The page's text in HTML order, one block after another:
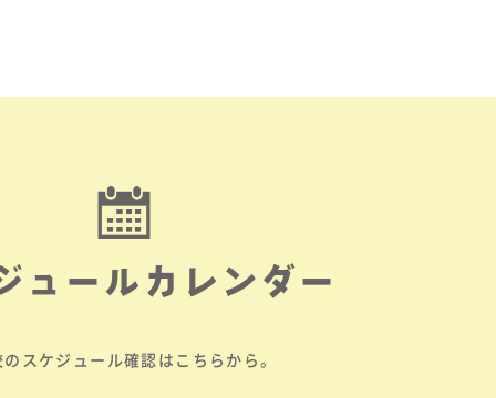
ュールカレンダー
スケジュール確認はこちらから。